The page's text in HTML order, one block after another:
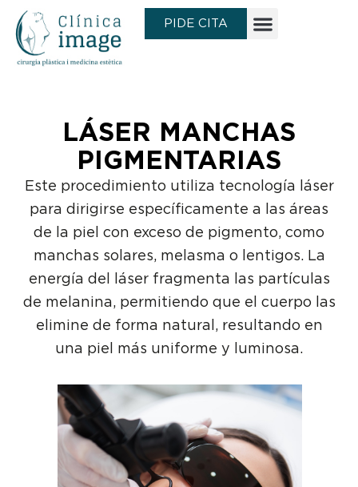
contenido
PIDE CITA
LÁSER MANCHAS
PIGMENTARIAS
Este procedimiento utiliza tecnología láser
para dirigirse específicamente a las áreas
de la piel con exceso de pigmento, como
manchas solares, melasma o lentigos. La
energía del láser fragmenta las partículas
de melanina, permitiendo que el cuerpo las
elimine de forma natural, resultando en
una piel más uniforme y luminosa.